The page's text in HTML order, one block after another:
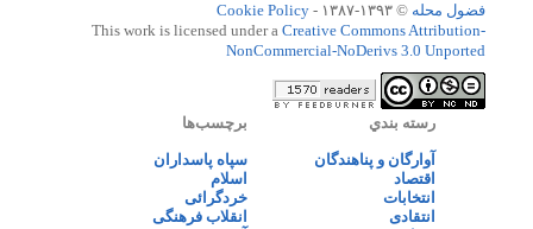
فضول محله © ۱۳۹۳-۱۳۸۷ -
Cookie Policy
This work is licensed under a Creative Commons Attribution-
NonCommercial-NoDerivs 3.0 Unported
رسته بندي
آوارگان و پناهندگان
اقتصاد
انتخابات
انتقادی
برچسب‌ها
سپاه پاسداران
اسلام
خردگرائی
انقلاب فرهنگی